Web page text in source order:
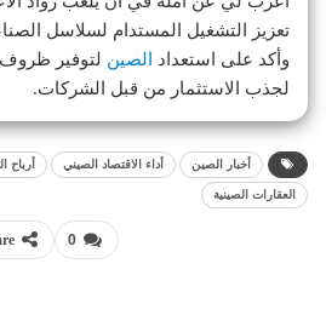
تعزيز التشغيل المستدام لسلاسل
وأكد على استعداد
الصين لتوفير
لجذب الاستثمار من قبل الشركات.
أخبار الصين أداء الاقتصاد الصيني أرباح
العقارات الصينية
0